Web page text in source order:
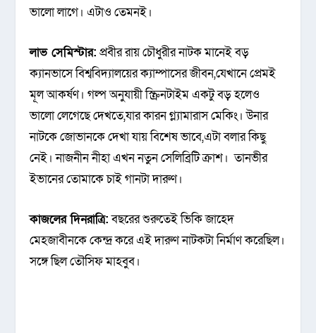
ভালো লাগে। এটাও তেমনই।
লাভ সেমিস্টার: প্রবীর রায় চৌধুরীর নাটক মানেই বড়
ক্যানভাসে বিশ্ববিদ্যালয়ের ক্যাম্পাসের জীবন,যেখানে প্রেমই
মূল আকর্ষণ। গল্প অনুযায়ী স্ক্রিনটাইম একটু বড় হলেও
ভালো লেগেছে দেখতে,যার কারন গ্ল্যামারাস মেকিং। উনার
নাটকে জোভানকে দেখা যায় বিশেষ ভাবে,এটা বলার কিছু
নেই। নাজনীন নীহা এখন নতুন সেলিব্রিটি ক্রাশ। তানভীর
ইভানের তোমাকে চাই গানটা দারুণ।
কাজলের দিনরাত্রি:বছরের শুরুতেই ভিকি জাহেদ
মেহজাবীনকে কেন্দ্র করে এই দারুণ নাটকটা নির্মাণ করেছিল।
সঙ্গে ছিল তৌসিফ মাহবুব।